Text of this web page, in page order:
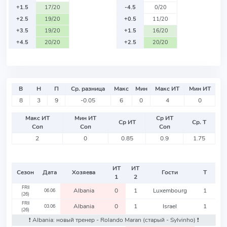
+1.5
17/20
+2.5
19/20
+3.5
19/20
+4.5
20/20
-4.5
0/20
+0.5
11/20
+1.5
16/20
+2.5
20/20
В Н П Ср. разница Макс Мин Макс ИТ
Мин ИТ
8
3 9 -0.05 6 0 4 0
Макс ИТ
Соп
Мин ИТ
Соп
Ср ИТ
Ср ИТ
Соп
Ср. Т
2
0 0.85 0.9 1.75
Сезон Дата Хозяева
ИТ
1
ИТ
2
Гости Т
FRII
(26)
06.06 Albania 0 1 Luxembourg 1
FRII
(26)
03.06 Albania 0 1 Israel
1
❗️ Albania: новый тренер - Rolando Maran (старый - Sylvinho) ❗️